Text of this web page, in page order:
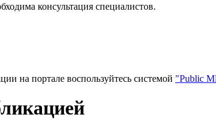
консультация специалистов.
на портале воспользуйтесь системой "Public